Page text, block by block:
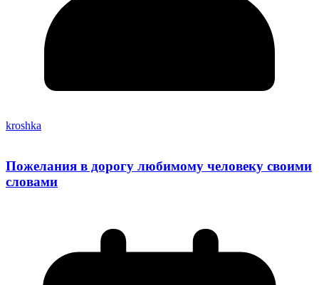
kroshka
Пожелания в дорогу любимому человеку своими
словами